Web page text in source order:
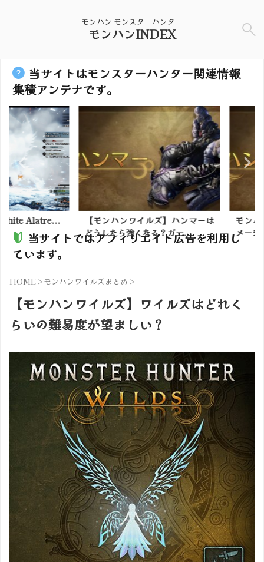
モンハン モンスターハンター
モンハンINDEX
当サイトはモンスターハンター関連情報
集積アンテナです。
Alatre...
【モンハンワイルズ】ハンマーは
どうしたら強くなる？ガー...
モンハン
メージ？
当サイトではアフィリエイト広告を利用し
ています。
HOME >モンハンワイルズまとめ >
【モンハンワイルズ】ワイルズはどれく
らいの難易度が望ましい？